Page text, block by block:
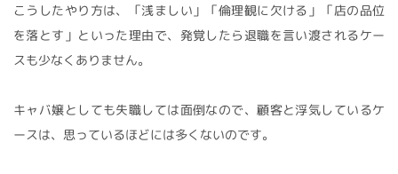
こうしたやり方は、「浅ましい」「倫理観に欠ける」「店の品位
を落とす」といった理由で、発覚したら退職を言い渡されるケー
スも少なくありません。
キャバ嬢としても失職しては面倒なので、顧客と浮気しているケ
ースは、思っているほどには多くないのです。